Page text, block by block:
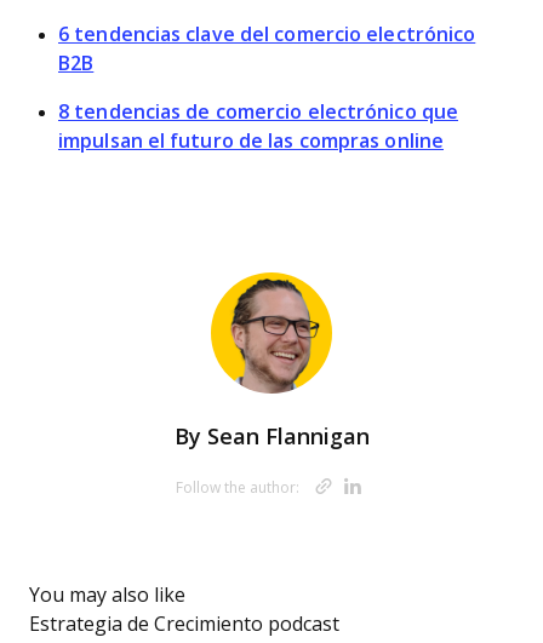
6 tendencias clave del comercio electrónico
B2B
8 tendencias de comercio electrónico que
impulsan el futuro de las compras online
By Sean Flannigan
Follow the author: Opens new
You may also like
Estrategia de Crecimiento podcast